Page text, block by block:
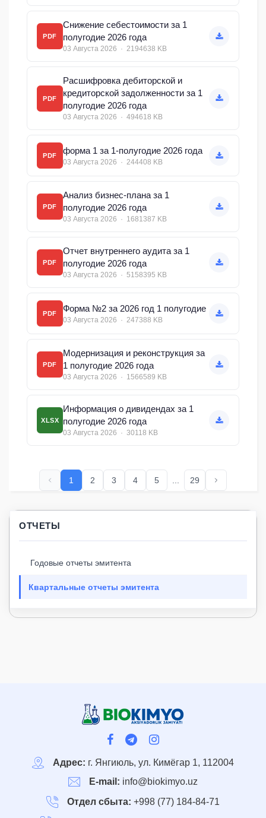
PDF
Снижение себестоимости за 1
полугодие 2026 года
03 Августа 2026 · 2194638 KB
PDF
Расшифровка дебиторской и
кредиторской задолженности за 1
полугодие 2026 года
03 Августа 2026 · 494618 KB
PDF
форма 1 за 1-полугодие 2026 года
03 Августа 2026 · 244408 KB
PDF
Анализ бизнес-плана за 1
полугодие 2026 года
03 Августа 2026 · 1681387 KB
PDF
Отчет внутреннего аудита за 1
полугодие 2026 года
03 Августа 2026 · 5158395 KB
PDF
Форма №2 за 2026 год 1 полугодие
03 Августа 2026 · 247388 KB
PDF
Модернизация и реконструкция за
1 полугодие 2026 года
03 Августа 2026 · 1566589 KB
XLSX
Информация о дивидендах за 1
полугодие 2026 года
03 Августа 2026 · 30118 KB
1 2 3 4 5 29
ОТЧЕТЫ
Годовые отчеты эмитента
Квартальные отчеты эмитента
Адрес: г. Янгиюль, ул. Кимёгар 1, 112004
E-mail: info@biokimyo.uz
Отдел сбыта: +998 (77) 184-84-71